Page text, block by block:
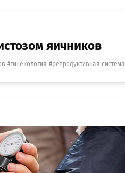
яичников
гинекология репродуктивная система